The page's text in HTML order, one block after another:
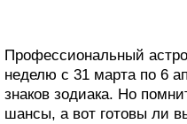
Профессиональный
неделю с 31 марта по 6
знаков зодиака. Но
шансы, а вот готовы ли